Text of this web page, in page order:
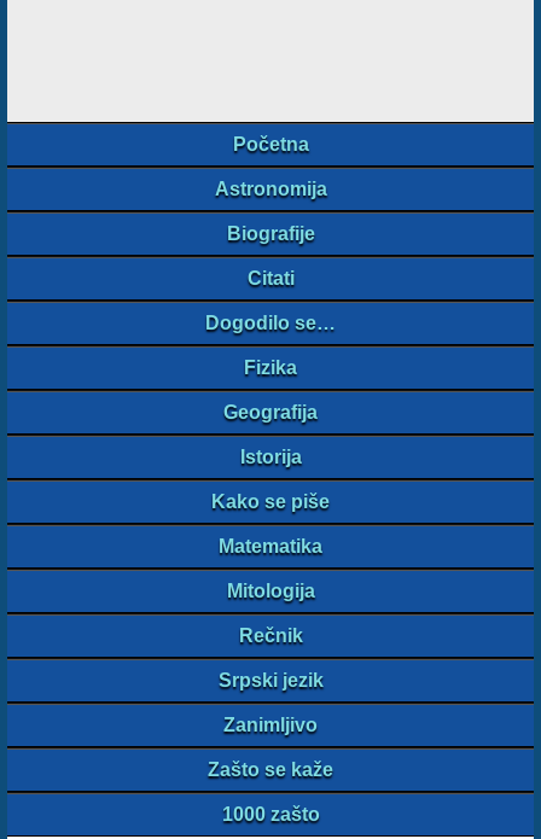
Početna
Astronomija
Biografije
Citati
Dogodilo se…
Fizika
Geografija
Istorija
Kako se piše
Matematika
Mitologija
Rečnik
Srpski jezik
Zanimljivo
Zašto se kaže
1000 zašto